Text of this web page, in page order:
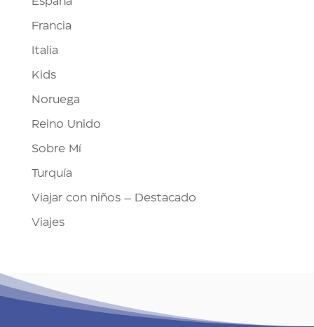
Francia
Italia
Kids
Noruega
Reino Unido
Sobre Mí
Turquía
Viajar con niños – Destacado
Viajes